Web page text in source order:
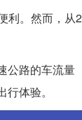
利。然而，从2
公路的车流量
体验。